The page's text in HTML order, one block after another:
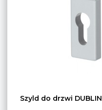
Szyld do drzwi